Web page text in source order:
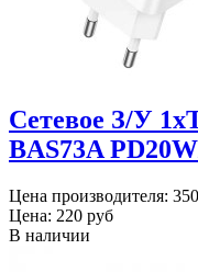
Сетевое З/У
BAS73A
Цена производителя:
Цена: 220 руб
В наличии